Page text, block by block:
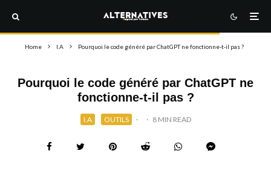
Home I.A Pourquoi le code généré par ChatGPT ne fonctionne-t-il pas ?
Pourquoi le code généré par ChatGPT ne
fonctionne-t-il pas ?
I.A OUTILS · · 8 MIN READ